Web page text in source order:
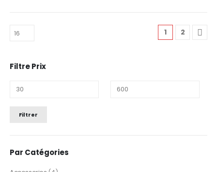
1 2
Filtre Prix
min
maxFiltrer
Par Catégories